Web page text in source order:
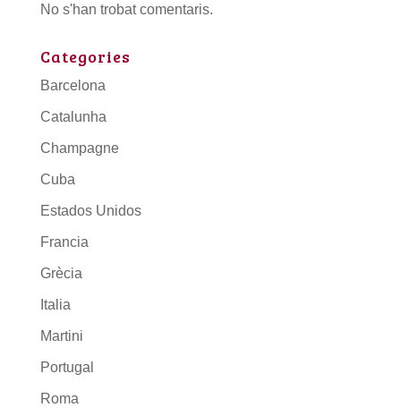
No s'han trobat comentaris.
Categories
Barcelona
Catalunha
Champagne
Cuba
Estados Unidos
Francia
Grècia
Italia
Martini
Portugal
Roma